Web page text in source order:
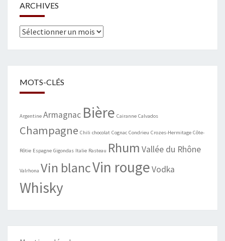
ARCHIVES
Archives
MOTS-CLÉS
Argentine Armagnac Bière Cairanne Calvados
Champagne Chili chocolat Cognac Condrieu Crozes-Hermitage Côte-
Rôtie Espagne Gigondas Italie Rasteau Rhum Vallée du Rhône
Valrhona Vin blancVin rougeVodka
Whisky